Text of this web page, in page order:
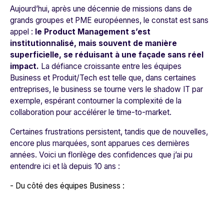
Aujourd’hui, après une décennie de missions dans de
grands groupes et PME européennes, le constat est sans
appel : le Product Management s’est
institutionnalisé, mais souvent de manière
superficielle, se réduisant à une façade sans réel
impact. La défiance croissante entre les équipes
Business et Produit/Tech est telle que, dans certaines
entreprises, le business se tourne vers le shadow IT par
exemple, espérant contourner la complexité de la
collaboration pour accélérer le time-to-market.
Certaines frustrations persistent, tandis que de nouvelles,
encore plus marquées, sont apparues ces dernières
années. Voici un florilège des confidences que j’ai pu
entendre ici et là depuis 10 ans :
- Du côté des équipes Business :